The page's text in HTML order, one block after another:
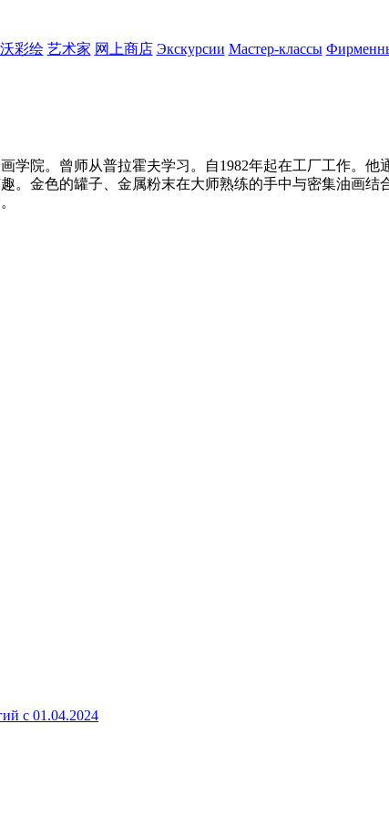
彩绘 艺术家 网上商店 Экскурсии Мастер-классы
学院。曾师从普拉霍夫学习。自1982年起在工厂工作。
。金色的罐子、金属粉末在大师熟练的手中与密集油画
с 01.04.2024